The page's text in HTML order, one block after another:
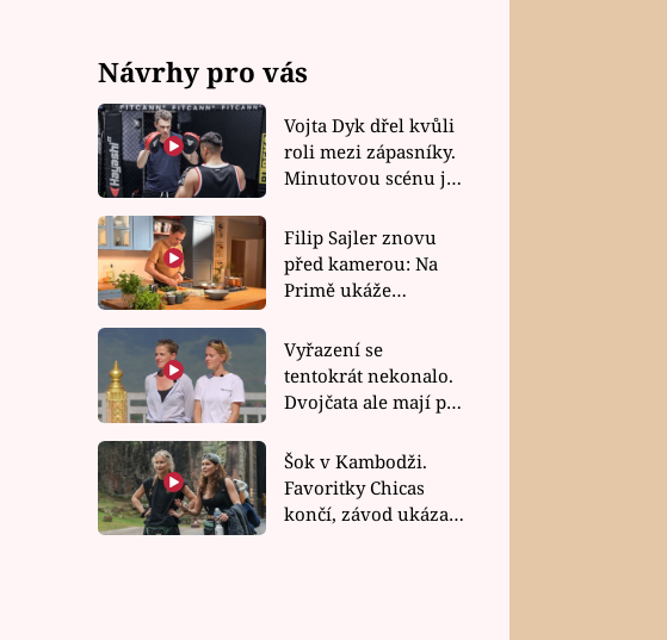
Návrhy pro vás
Vojta Dyk dřel kvůli
roli mezi zápasníky.
Minutovou scénu jel
Filip Sajler znovu
před kamerou: Na
Primě ukáže
rychlé recepty
Vyřazení se
tentokrát nekonalo.
Dvojčata ale mají po
závodu nůž na krku
Šok v Kambodži.
Favoritky Chicas
končí, závod ukázal